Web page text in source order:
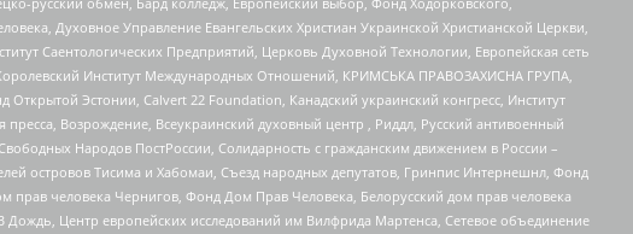
Духовное Управление Евангельских Христиан Украинской Христианской Церкви,
Саентологических Предприятий, Церковь Духовной Технологии, Европейская сеть
Институт Международных Отношений, КРИМСЬКА ПРАВОЗАХИСНА ГРУПА,
Эстонии, Calvert 22 Foundation, Канадский украинский конгресс, Институт
Возрождение, Всеукраинский духовный центр , Риддл, Русский антивоенный
Народов ПостРоссии, Солидарность с гражданским движением в России –
островов Тисима и Хабомаи, Съезд народных депутатов, Гринпис Интернешнл, Фонд
прав человека Чернигов, Фонд Дом Прав Человека, Белорусский дом прав человека
Центр европейских исследований им Вилфрида Мартенса, Сетевое объединение